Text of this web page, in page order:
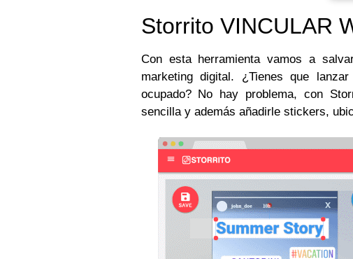
Storrito VINCULAR
Con esta herramienta vamos a
marketing digital. ¿Tienes que
ocupado? No hay problema, con
sencilla y además añadirle stickers,